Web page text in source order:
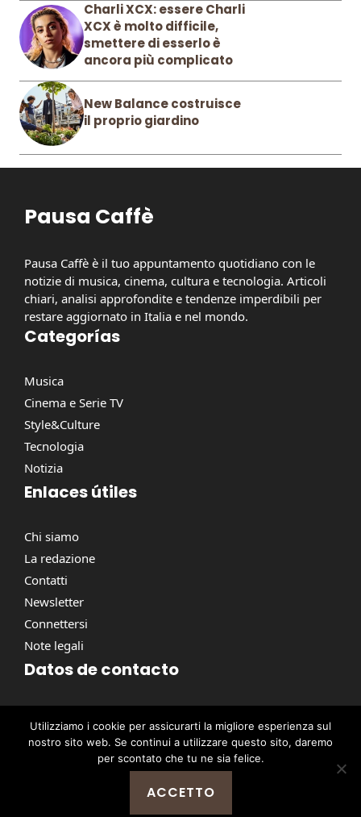
Charli XCX: essere Charli
XCX è molto difficile,
smettere di esserlo è
ancora più complicato
New Balance costruisce
il proprio giardino
Pausa Caffè
Pausa Caffè è il tuo appuntamento quotidiano con le
notizie di musica, cinema, cultura e tecnologia. Articoli
chiari, analisi approfondite e tendenze imperdibili per
restare aggiornato in Italia e nel mondo.
Categorías
Musica
Cinema e Serie TV
Style&Culture
Tecnologia
Notizia
Enlaces útiles
Chi siamo
La redazione
Contatti
Newsletter
Connettersi
Note legali
Datos de contacto
contact@pausacaffe.net
+39 06 9453 2781
@ 2026 | © Tutti i diritti riservati -
Utilizziamo i cookie per assicurarti la migliore esperienza sul
nostro sito web. Se continui a utilizzare questo sito, daremo
per scontato che tu ne sia felice.
ACCETTO